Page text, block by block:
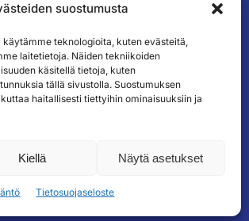
suostumusta
teknologioita, kuten evästeitä,
laitetietoja. Näiden tekniikoiden
käsitellä tietoja, kuten
tällä sivustolla. Suostumuksen
haitallisesti tiettyihin ominaisuuksiin ja
Kiellä Näytä asetukset
Tietosuojaseloste